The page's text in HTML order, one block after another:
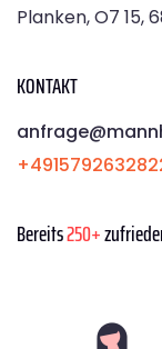
Planken, O7 15,
KONTAKT
Bereits250+